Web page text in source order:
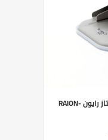
خرامات أوراق حديد وسط ممتاز رايون RAION-